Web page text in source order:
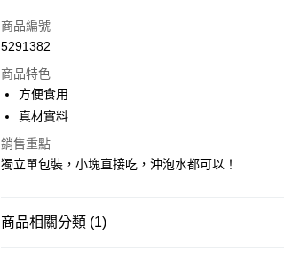
信用卡一次付款
LINE Pay
Apple Pay
街口支付
Google Pay
商品編號
5291382
商品特色
方便食用
真材實料
銷售重點
獨立單包裝，小塊直接吃，沖泡水都可以！
商品相關分類 (1)